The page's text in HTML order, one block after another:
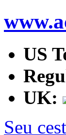
US
UK:
Seu